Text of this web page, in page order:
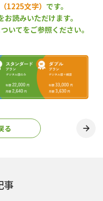
投げかけ
石流が発生し、９名が死亡す
日時点）。 土石流災害の原
れ、 […]
ている課題【論点を追う】
関係府省連絡会議
編集部
の創刊から32年目に
1225文字） です。
読みいただけます。
いてをご参照ください。
る
事